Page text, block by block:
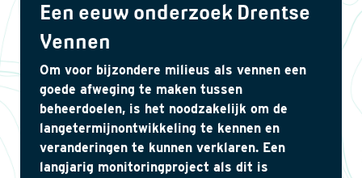
Een eeuw onderzoek Drentse
Vennen
Om voor bijzondere milieus als vennen een
goede afweging te maken tussen
beheerdoelen, is het noodzakelijk om de
langetermijnontwikkeling te kennen en
veranderingen te kunnen verklaren. Een
langjarig monitoringproject als dit is